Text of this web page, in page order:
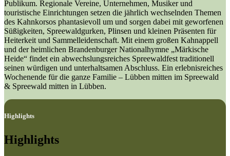
Publikum. Regionale Vereine, Unternehmen, Musiker und
touristische Einrichtungen setzen die jährlich wechselnden Themen
des Kahnkorsos phantasievoll um und sorgen dabei mit geworfenen
Süßigkeiten, Spreewaldgurken, Plinsen und kleinen Präsenten für
Heiterkeit und Sammelleidenschaft. Mit einem großen Kahnappell
und der heimlichen Brandenburger Nationalhymne „Märkische
Heide“ findet ein abwechslungsreiches Spreewaldfest traditionell
seinen würdigen und unterhaltsamen Abschluss. Ein erlebnisreiches
Wochenende für die ganze Familie – Lübben mitten im Spreewald
& Spreewald mitten in Lübben.
Highlights
Highlights